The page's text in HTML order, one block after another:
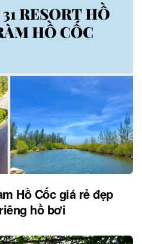
Hồ Cốc giá rẻ đẹp
hồ bơi